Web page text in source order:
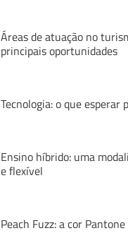
Áreas de atuação no
principais oportunidades
Tecnologia: o que esperar
Ensino híbrido: uma
e flexível
Peach Fuzz: a cor